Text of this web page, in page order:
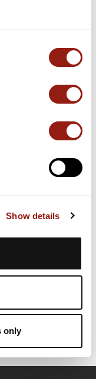
Show details
only
km à proximité
cumulée de
2025 à 16:13:07.